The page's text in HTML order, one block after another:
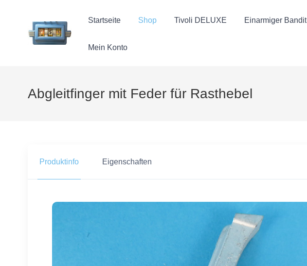
Startseite Shop Tivoli DELUXE Einarmiger Bandit
Mein Konto
Abgleitfinger mit Feder für Rasthebel
Produktinfo Eigenschaften